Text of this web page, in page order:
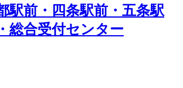
駅前・四条駅前・五条駅
総合受付センター